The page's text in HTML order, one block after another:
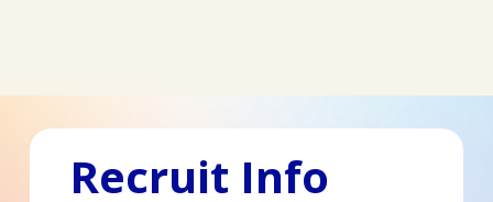
Recruit Info